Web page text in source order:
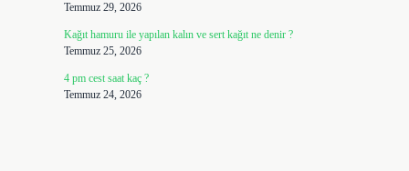
Temmuz 29, 2026
Kağıt hamuru ile yapılan kalın ve sert kağıt ne denir ?
Temmuz 25, 2026
4 pm cest saat kaç ?
Temmuz 24, 2026